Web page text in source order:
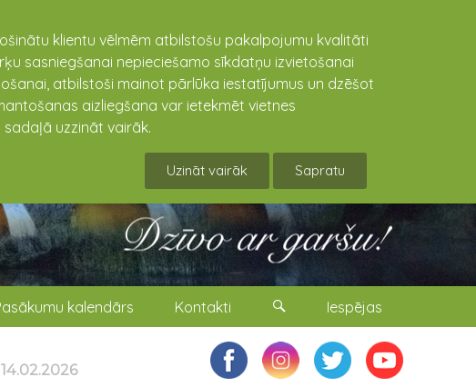
klientu vēlmēm atbilstošu pakalpojumu kvalitāti
sasniegšanai nepieciešamo sīkdatņu izvietošanai
atbilstoši mainot pārlūka iestatījumus un dzēšot
aizliegšana var ietekmēt vietnes
uzzināt vairāk.
Uzināt vairāk Sapratu
kalendārs Kontakti Iespējas
14.02.2026